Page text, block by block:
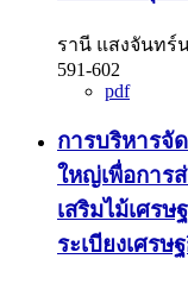
รานี แสงจันทร์
591-602
pdf
การบริหารจั
ใหญ่เพื่อการ
เสริมไม้เศร
ระเบียงเศร